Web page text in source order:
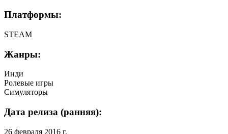
Платформы:
STEAM
Жанры:
Инди
Ролевые игры
Симуляторы
Дата релиза (ранняя):
26 февраля 2016 г.